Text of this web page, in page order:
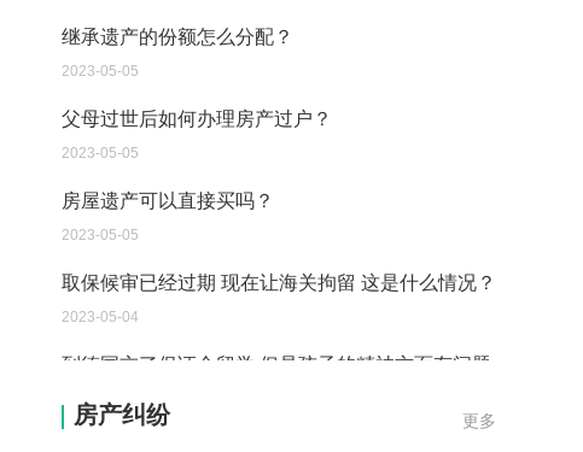
继承遗产的份额怎么分配？
2023-05-05
父母过世后如何办理房产过户？
2023-05-05
房屋遗产可以直接买吗？
2023-05-05
取保候审已经过期 现在让海关拘留 这是什么情况？
2023-05-04
到德国交了保证金留学 但是孩子的精神方面有问题
2023-05-04 更多
房产纠纷